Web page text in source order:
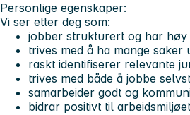
Personlige egenskaper:
Vi ser etter deg som:
jobber strukturert og har høy
trives med å ha mange saker
raskt identifiserer relevante
trives med både å jobbe
samarbeider godt og
bidrar positivt til arbeidsmiljøet